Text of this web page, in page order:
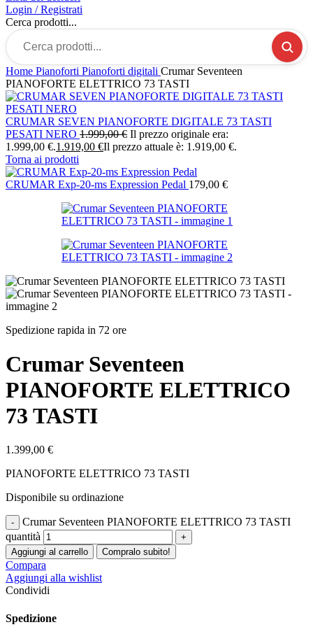
Login / Registrati
Cerca prodotti...
Home Pianoforti Pianoforti digitali Crumar Seventeen
PIANOFORTE ELETTRICO 73 TASTI
CRUMAR SEVEN PIANOFORTE DIGITALE 73 TASTI
PESATI NERO 1.999,00€ Il prezzo originale era:
1.999,00 €.1.919,00 €Il prezzo attuale è: 1.919,00 €.
Torna ai prodotti
CRUMAR Exp-20-ms Expression Pedal 179,00 €
Spedizione rapida in 72 ore
Crumar Seventeen
PIANOFORTE ELETTRICO
73 TASTI
1.399,00 €
PIANOFORTE ELETTRICO 73 TASTI
Disponibile su ordinazione
Crumar Seventeen PIANOFORTE ELETTRICO 73 TASTI
quantità
Aggiungi al carrello Compralo subito!
Compara
Aggiungi alla wishlist
Condividi
Spedizione